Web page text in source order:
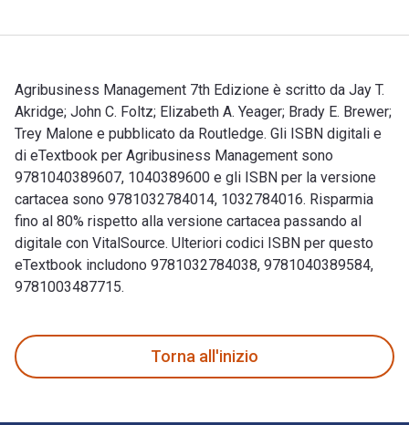
Agribusiness Management 7th Edizione è scritto da Jay T.
Akridge; John C. Foltz; Elizabeth A. Yeager; Brady E. Brewer;
Trey Malone e pubblicato da Routledge. Gli ISBN digitali e
di eTextbook per Agribusiness Management sono
9781040389607, 1040389600 e gli ISBN per la versione
cartacea sono 9781032784014, 1032784016. Risparmia
fino al 80% rispetto alla versione cartacea passando al
digitale con VitalSource. Ulteriori codici ISBN per questo
eTextbook includono 9781032784038, 9781040389584,
9781003487715.
Torna all'inizio